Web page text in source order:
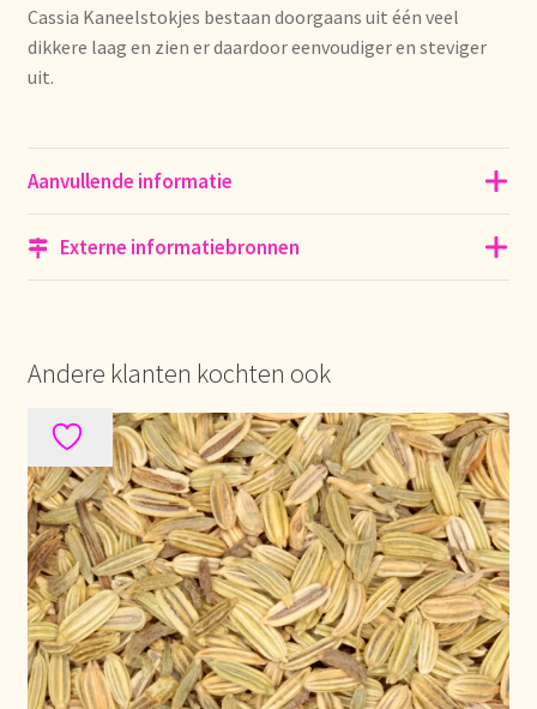
Ordering and delivery time
Payment and discounts
Pedidos y plazos de entrega
Personal Branding
Personal Branding
Personal Branding
Cassia Kaneelstokjes bestaan doorgaans uit één veel
dikkere laag en zien er daardoor eenvoudiger en steviger
uit.
Aanvullende informatie
Externe informatiebronnen
Andere klanten kochten ook